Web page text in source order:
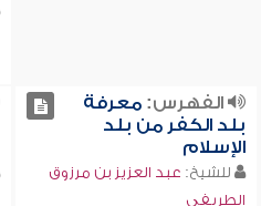
الفهرس:معرفة
بلد الكفر من بلد
الإسلام
للشيخ: عبد العزيز بن مرزوق
الطريفي